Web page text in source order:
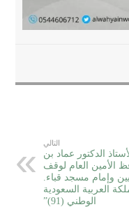
التالي
الدكتور عماد بن
الأمين العام لوقف
وإمام مسجد قباء.
العربية السعودية
الوطني (91)”